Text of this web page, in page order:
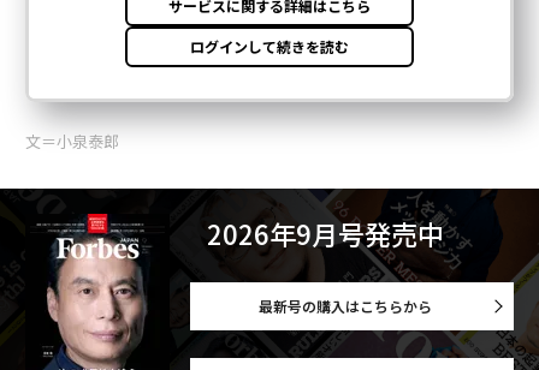
文＝小泉泰郎
2026年9月号発売中
最新号の購入はこちらから